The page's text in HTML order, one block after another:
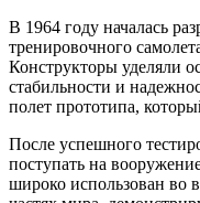
В 1964 году началась
тренировочного
Конструкторы уделяли
стабильности и
полет прототипа,
После успешного
поступать на
широко использован во